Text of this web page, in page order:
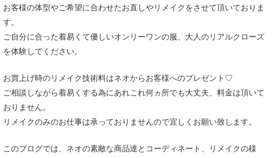
お客様の体型やご希望に合わせたお直しやリメイクをさせて頂いておりま
す。
ご自分に合った着易くて優しいオンリーワンの服、大人のリアルクローズ
を体験してください。
お買上げ時のリメイク技術料はネオからお客様へのプレゼント♡
ご相談しながら着易くする為にあれこれ何ヵ所でも大丈夫、料金は頂いて
おりません。
リメイクのみのお仕事は承っておりませんので宜しくお願い致します。
このブログでは、ネオの素敵な商品達とコーディネート、リメイクの様